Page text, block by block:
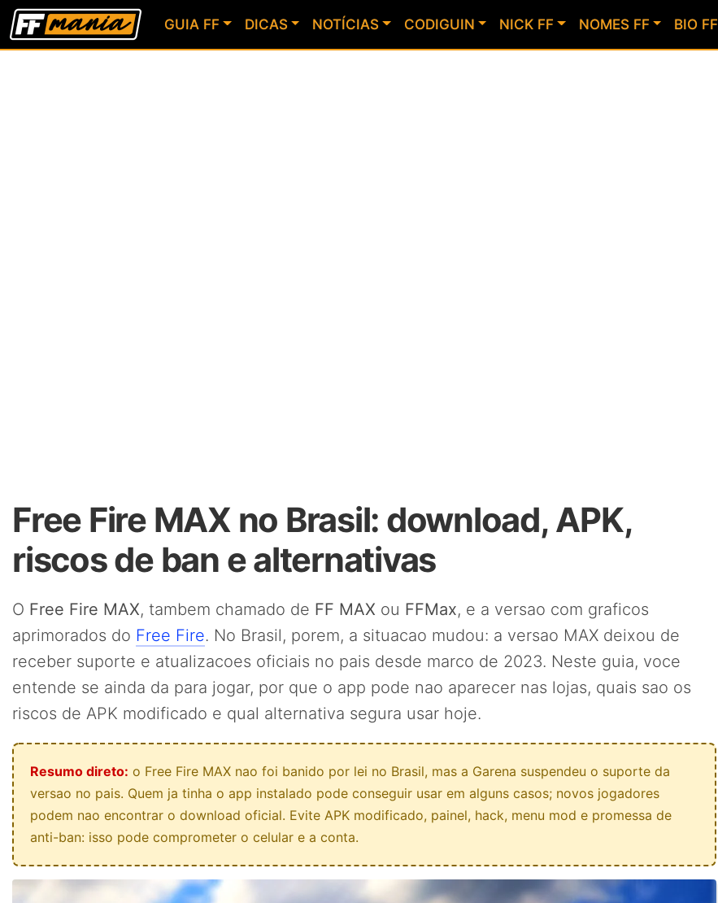
GUIA FF DICAS NOTÍCIAS CODIGUIN NICK FF NOMES FF BIO FF
Free Fire MAX no Brasil: download, APK,
riscos de ban e alternativas
O Free Fire MAX, tambem chamado de FF MAX ou FFMax, e a versao com graficos
aprimorados do Free Fire. No Brasil, porem, a situacao mudou: a versao MAX deixou de
receber suporte e atualizacoes oficiais no pais desde marco de 2023. Neste guia, voce
entende se ainda da para jogar, por que o app pode nao aparecer nas lojas, quais sao os
riscos de APK modificado e qual alternativa segura usar hoje.
Resumo direto: o Free Fire MAX nao foi banido por lei no Brasil, mas a Garena suspendeu o suporte da
versao no pais. Quem ja tinha o app instalado pode conseguir usar em alguns casos; novos jogadores
podem nao encontrar o download oficial. Evite APK modificado, painel, hack, menu mod e promessa de
anti-ban: isso pode comprometer o celular e a conta.